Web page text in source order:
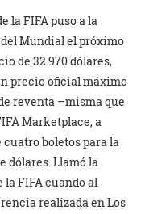
la FIFA puso a la
Mundial el próximo
de 32.970 dólares,
precio oficial máximo
reventa –misma que
Marketplace, a
boletos para la
dólares. Llamó la
FIFA cuando al
realizada en Los